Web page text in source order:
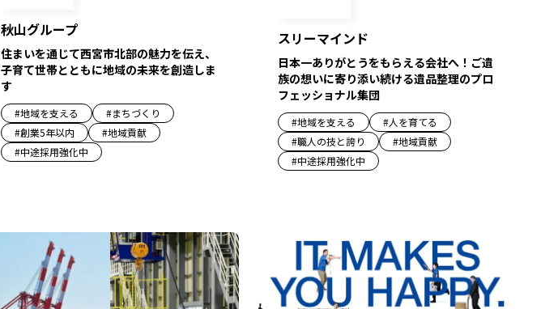
秋山グループ
住まいを通じて西宮市北部の魅力を伝え、
子育て世帯とともに地域の未来を創造しま
す
#地域を支える #まちづくり
#創業5年以内 #地域貢献
#中途採用強化中
スリーマインド
日本一ありがとうをもらえる会社へ！ご遺
族の想いに寄り添い続ける遺品整理のプロ
フェッショナル集団
#地域を支える #人を育てる
#職人の技と誇り #地域貢献
#中途採用強化中